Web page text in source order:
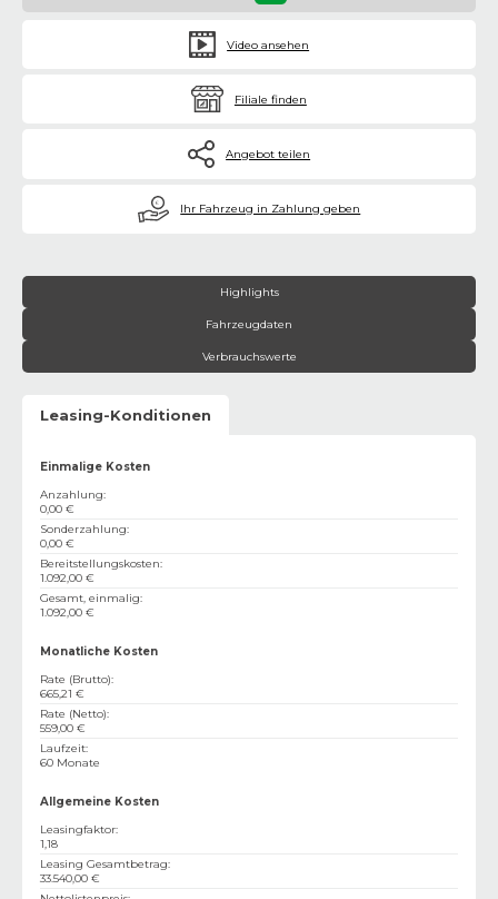
Video ansehen
Filiale finden
Angebot teilen
€ Ihr Fahrzeug in Zahlung geben
Highlights
Fahrzeugdaten
Verbrauchswerte
Leasing-Konditionen
Einmalige Kosten
Anzahlung:
0,00 €
Sonderzahlung:
0,00 €
Bereitstellungskosten:
1.092,00 €
Gesamt, einmalig:
1.092,00 €
Monatliche Kosten
Rate (Brutto):
665,21 €
Rate (Netto):
559,00 €
Laufzeit:
60 Monate
Allgemeine Kosten
Leasingfaktor:
1,18
Leasing Gesamtbetrag:
33.540,00 €